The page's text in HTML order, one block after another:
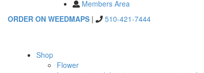
Members Area
ORDER ON WEEDMAPS | 510-421-7444
Shop
Flower